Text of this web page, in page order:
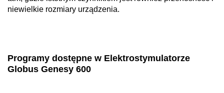
niewielkie rozmiary urządzenia.
Programy dostępne w Elektrostymulatorze
Globus Genesy 600